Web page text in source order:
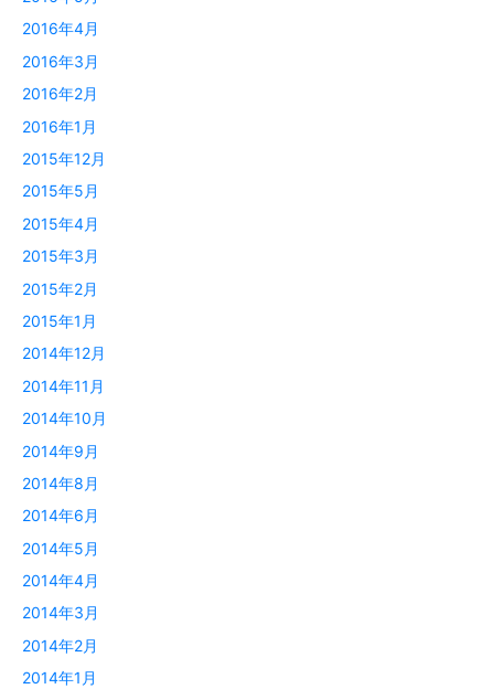
2016年4月
2016年3月
2016年2月
2016年1月
2015年12月
2015年5月
2015年4月
2015年3月
2015年2月
2015年1月
2014年12月
2014年11月
2014年10月
2014年9月
2014年8月
2014年6月
2014年5月
2014年4月
2014年3月
2014年2月
2014年1月